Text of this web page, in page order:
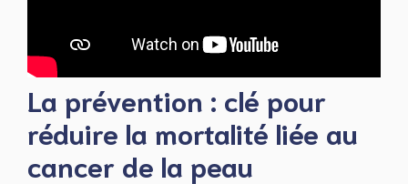
La prévention : clé pour
réduire la mortalité liée au
cancer de la peau